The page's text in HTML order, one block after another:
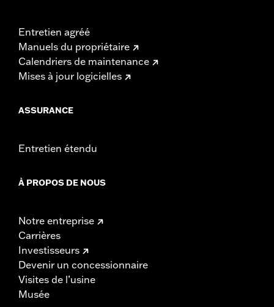
Entretien agréé
Manuels du propriétaire
Calendriers de maintenance
Mises à jour logicielles
ASSURANCE
Entretien étendu
À PROPOS DE NOUS
Notre entreprise
Carrières
Investisseurs
Devenir un concessionnaire
Visites de l’usine
Musée